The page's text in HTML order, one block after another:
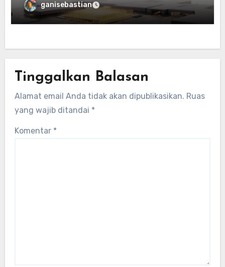
ganisebastian
Tinggalkan Balasan
Alamat email Anda tidak akan dipublikasikan. Ruas
yang wajib ditandai *
Komentar *